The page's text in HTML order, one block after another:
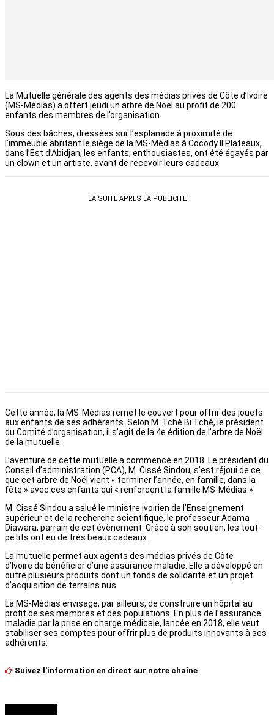
La Mutuelle générale des agents des médias privés de Côte d’Ivoire
(MS-Médias) a offert jeudi un arbre de Noël au profit de 200
enfants des membres de l’organisation.
Sous des bâches, dressées sur l’esplanade à proximité de
l’immeuble abritant le siège de la MS-Médias à Cocody II Plateaux,
dans l’Est d’Abidjan, les enfants, enthousiastes, ont été égayés par
un clown et un artiste, avant de recevoir leurs cadeaux.
LA SUITE APRÈS LA PUBLICITÉ
Cette année, la MS-Médias remet le couvert pour offrir des jouets
aux enfants de ses adhérents. Selon M. Tchè Bi Tchè, le président
du Comité d’organisation, il s’agit de la 4e édition de l’arbre de Noël
de la mutuelle.
L’aventure de cette mutuelle a commencé en 2018. Le président du
Conseil d’administration (PCA), M. Cissé Sindou, s’est réjoui de ce
que cet arbre de Noël vient « terminer l’année, en famille, dans la
fête » avec ces enfants qui « renforcent la famille MS-Médias ».
M. Cissé Sindou a salué le ministre ivoirien de l’Enseignement
supérieur et de la recherche scientifique, le professeur Adama
Diawara, parrain de cet évènement. Grâce à son soutien, les tout-
petits ont eu de très beaux cadeaux.
La mutuelle permet aux agents des médias privés de Côte
d’Ivoire de bénéficier d’une assurance maladie. Elle a développé en
outre plusieurs produits dont un fonds de solidarité et un projet
d’acquisition de terrains nus.
La MS-Médias envisage, par ailleurs, de construire un hôpital au
profit de ses membres et des populations. En plus de l’assurance
maladie par la prise en charge médicale, lancée en 2018, elle veut
stabiliser ses comptes pour offrir plus de produits innovants à ses
adhérents.
Suivez l'information en direct sur notre chaîne